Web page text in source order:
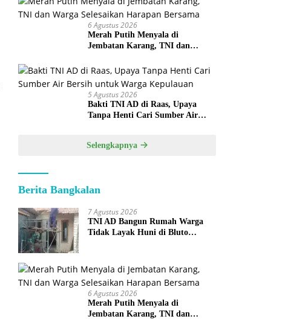
6 Agustus 2026
Merah Putih Menyala di
Jembatan Karang, TNI dan
Bersama
5 Agustus 2026
Bakti TNI AD di Raas, Upaya
Tanpa Henti Cari Sumber Air
Selengkapnya
Berita Bangkalan
7 Agustus 2026
TNI AD Bangun Rumah Warga
Tidak Layak Huni di Bluto
6 Agustus 2026
Merah Putih Menyala di
Jembatan Karang, TNI dan